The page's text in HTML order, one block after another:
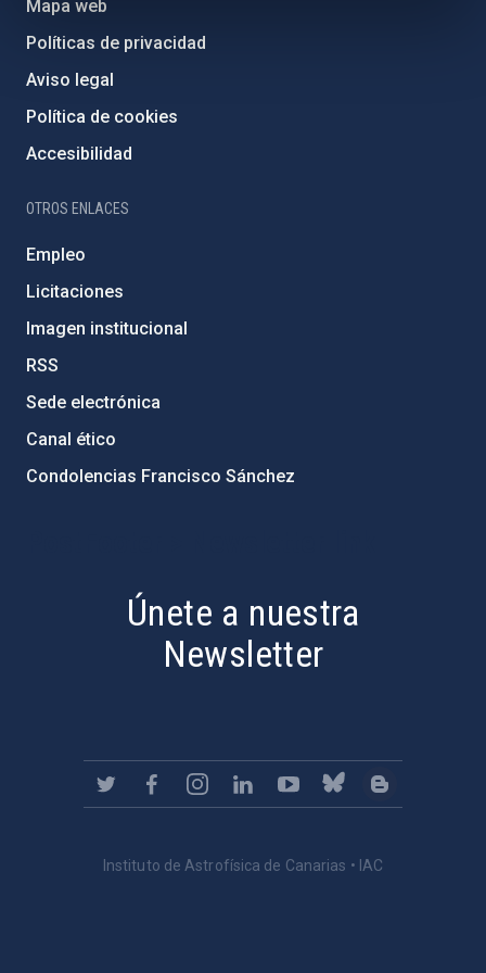
Mapa web
Políticas de privacidad
Aviso legal
Política de cookies
Accesibilidad
OTROS ENLACES
Empleo
Licitaciones
Imagen institucional
RSS
Sede electrónica
Canal ético
Condolencias Francisco Sánchez
Únete a nuestra
Newsletter
Instituto de Astrofísica de Canarias • IAC